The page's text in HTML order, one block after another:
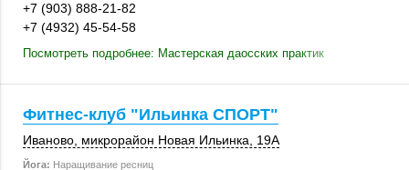
+7 (903) 888-21-82
+7 (4932) 45-54-58
Посмотреть подробнее: Мастерская даосских практик
Фитнес-клуб "Ильинка СПОРТ"
Иваново , микрорайон Новая Ильинка, 19А
Йога: Наращивание ресниц